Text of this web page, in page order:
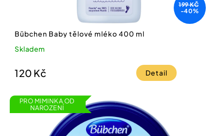
199 KČ
-40%
Bübchen Baby tělové mléko 400 ml
Skladem
120 Kč Detail
PRO MIMINKA OD
NAROZENÍ